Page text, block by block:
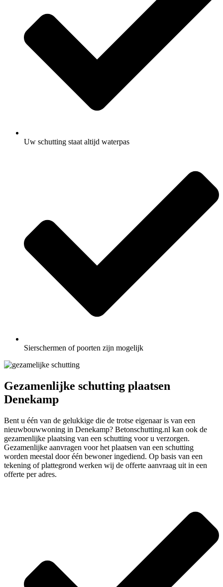
Uw schutting staat altijd waterpas
Sierschermen of poorten zijn mogelijk
Gezamenlijke schutting plaatsen
Denekamp
Bent u één van de gelukkige die de trotse eigenaar is van een
nieuwbouwwoning in Denekamp? Betonschutting.nl kan ook de
gezamenlijke plaatsing van een schutting voor u verzorgen.
Gezamenlijke aanvragen voor het plaatsen van een schutting
worden meestal door één bewoner ingediend. Op basis van een
tekening of plattegrond werken wij de offerte aanvraag uit in een
offerte per adres.